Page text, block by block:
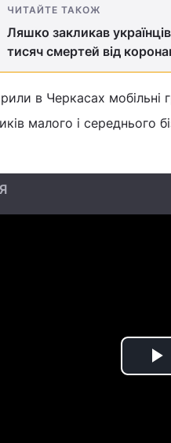
ЧИТАЙТЕ ТАКОЖ
Ляшко закликав
тисяч смертей від
в Черкасах
малого і середнього